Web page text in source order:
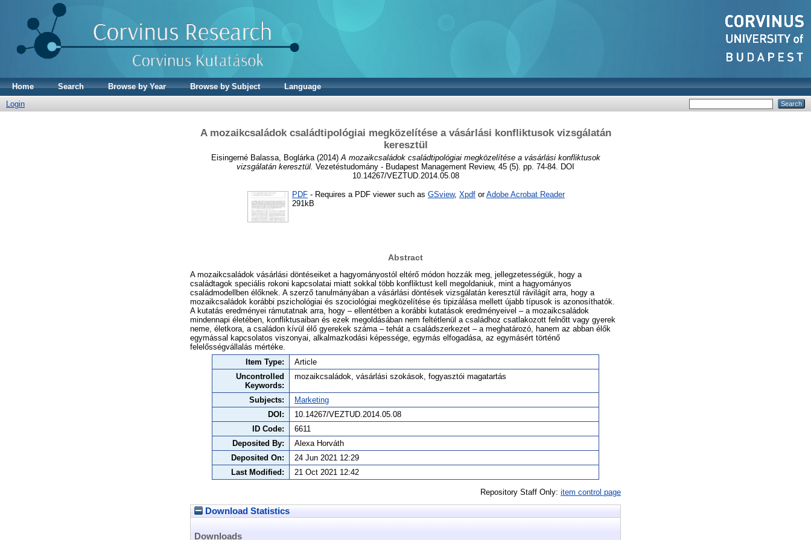
Home Search Browse by Year Browse by Subject
Language
Login
A mozaikcsaládok családtipológiai megközelítése a vásárlási konfliktusok vizsgálatán
keresztül
Eisingerné Balassa, Boglárka(2014) A mozaikcsaládok családtipológiai megközelítése a vásárlási konfliktusok
vizsgálatán keresztül. Vezetéstudomány - Budapest Management Review, 45 (5). pp. 74-84. DOI
10.14267/VEZTUD.2014.05.08
PDF - Requires a PDF viewer such as GSview, Xpdf orAdobe Acrobat Reader
291kB
Abstract
A mozaikcsaládok vásárlási döntéseiket a hagyományostól eltérő módon hozzák meg, jellegzetességük, hogy a
családtagok speciális rokoni kapcsolatai miatt sokkal több konfliktust kell megoldaniuk, mint a hagyományos
családmodellben élőknek. A szerző tanulmányában a vásárlási döntések vizsgálatán keresztül rávilágít arra, hogy a
mozaikcsaládok korábbi pszichológiai és szociológiai megközelítése és tipizálása mellett újabb típusok is azonosíthatók.
A kutatás eredményei rámutatnak arra, hogy – ellentétben a korábbi kutatások eredményeivel – a mozaikcsaládok
mindennapi életében, konfliktusaiban és ezek megoldásában nem feltétlenül a családhoz csatlakozott felnőtt vagy gyerek
neme, életkora, a családon kívül élő gyerekek száma – tehát a családszerkezet – a meghatározó, hanem az abban élők
egymással kapcsolatos viszonyai, alkalmazkodási képessége, egymás elfogadása, az egymásért történő
felelősségvállalás mértéke.
Item Type:
Article
Uncontrolled
Keywords:
mozaikcsaládok, vásárlási szokások, fogyasztói magatartás
Subjects:
Marketing
DOI:
10.14267/VEZTUD.2014.05.08
ID Code:
6611
Deposited By:
Alexa Horváth
Deposited On:
24 Jun 2021 12:29
Last Modified:
21 Oct 2021 12:42
Repository Staff Only: item control page
Download Statistics
Downloads